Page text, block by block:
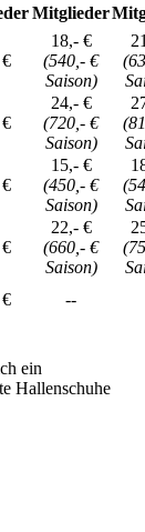
Mitglieder
18,- €
(540,- €
Saison)
24,- €
(720,- €
Saison)
15,- €
(450,- €
Saison)
22,- €
(660,- €
Saison)
--
ein
Hallenschuhe